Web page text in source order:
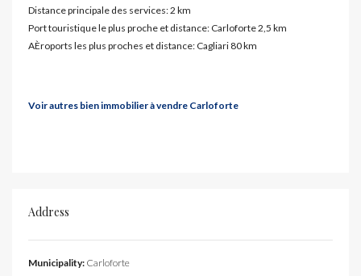
Distance principale des services: 2 km
Port touristique le plus proche et distance: Carloforte 2,5 km
AÈroports les plus proches et distance: Cagliari 80 km
Voir autres bien immobilier à vendre Carloforte
Address
Municipality: Carloforte